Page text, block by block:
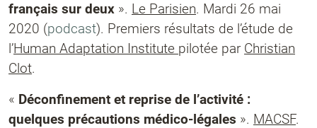
français sur deux ». Le Parisien. Mardi 26 mai
2020 (podcast). Premiers résultats de l’étude de
l’Human Adaptation Institute pilotée par Christian
Clot.
« Déconfinement et reprise de l’activité :
quelques précautions médico-légales ». MACSF.